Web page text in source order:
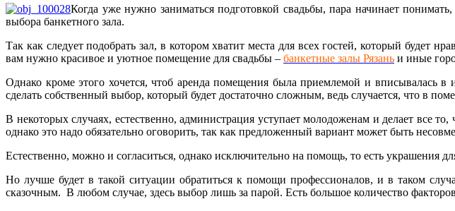
Когда уже нужно заниматься подготовкой свадьбы, пара начинает
выбора банкетного зала.
Так как следует подобрать зал, в котором хватит места для всех гостей, который
вам нужно красивое и уютное помещение для свадьбы – банкетные залы Рязань и иные
Однако кроме этого хочется, чтоб аренда помещения была приемлемой и вписывалась
сделать собственный выбор, который будет достаточно сложным, ведь случается, что в
В некоторых случаях, естественно, администрация уступает молодоженам и делает все
однако это надо обязательно оговорить, так как предложенный вариант может быть
Естественно, можно и согласиться, однако исключительно на помощь, то есть украшения
Но лучше будет в такой ситуации обратиться к помощи профессионалов, и в таком
сказочным. В любом случае, здесь выбор лишь за парой. Есть большое количество